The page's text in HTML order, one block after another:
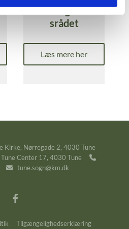
Menighed
srådet
Læs mere her
Kirke, Nørregade 2, 4030 Tune
Tune Center 17, 4030 Tune

tune.sogn@km.dk
Tilgængelighedserklæring